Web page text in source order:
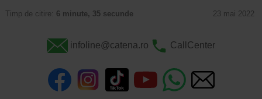
Timp de citire: 6 minute, 35 secunde 23 mai 2022
infoline@catena.ro CallCenter